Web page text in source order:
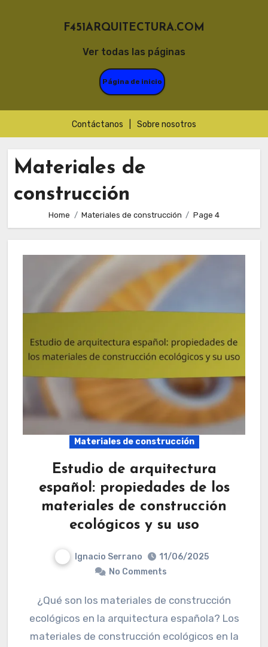
Ver todas las páginas
F451ARQUITECTURA.COM
Página de inicio
Contáctanos Sobre nosotros
Materiales de
construcción
Home Materiales de construcción Page 4
Materiales de construcción
Estudio de arquitectura
español: propiedades de los
materiales de construcción
ecológicos y su uso
Ignacio Serrano
11/06/2025
No Comments
¿Qué son los materiales de construcción
ecológicos en la arquitectura española? Los
materiales de construcción ecológicos en la